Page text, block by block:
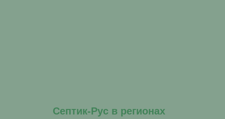
Септик-Рус в регионах